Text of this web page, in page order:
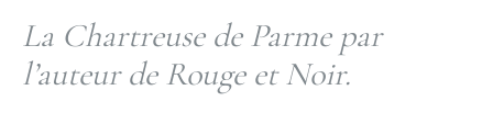
La Chartreuse de Parme par
l’auteur de Rouge et Noir.